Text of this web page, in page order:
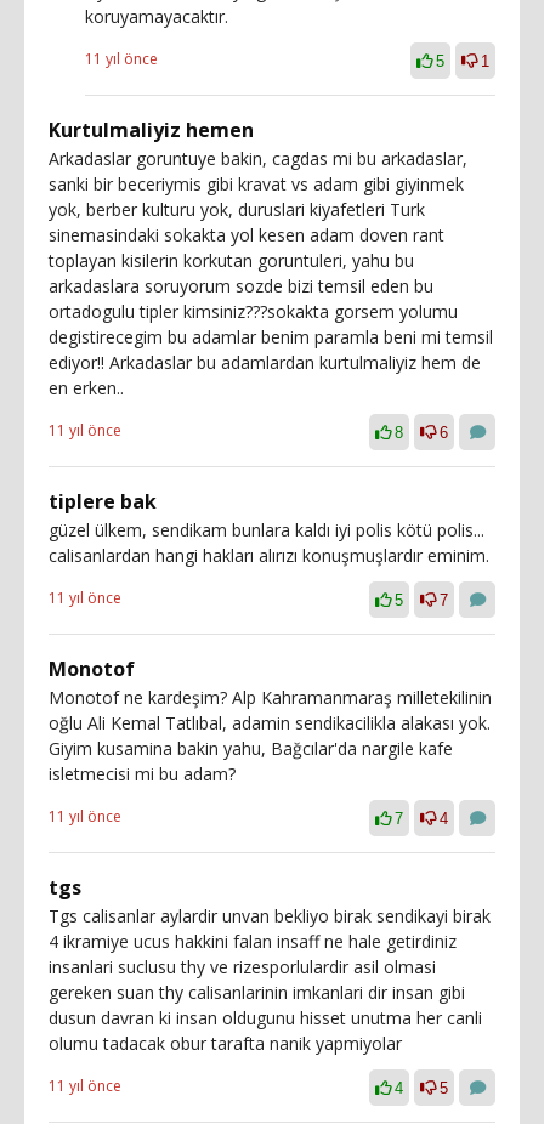
koruyamayacaktır.
11 yıl önce 5 1
Kurtulmaliyiz hemen
Arkadaslar goruntuye bakin, cagdas mi bu arkadaslar,
sanki bir beceriymis gibi kravat vs adam gibi giyinmek
yok, berber kulturu yok, duruslari kiyafetleri Turk
sinemasindaki sokakta yol kesen adam doven rant
toplayan kisilerin korkutan goruntuleri, yahu bu
arkadaslara soruyorum sozde bizi temsil eden bu
ortadogulu tipler kimsiniz???sokakta gorsem yolumu
degistirecegim bu adamlar benim paramla beni mi temsil
ediyor!! Arkadaslar bu adamlardan kurtulmaliyiz hem de
en erken..
11 yıl önce 8 6
tiplere bak
güzel ülkem, sendikam bunlara kaldı iyi polis kötü polis...
calisanlardan hangi hakları alırızı konuşmuşlardır eminim.
11 yıl önce 5 7
Monotof
Monotof ne kardeşim? Alp Kahramanmaraş milletekilinin
oğlu Ali Kemal Tatlıbal, adamin sendikacilikla alakası yok.
Giyim kusamina bakin yahu, Bağcılar'da nargile kafe
isletmecisi mi bu adam?
11 yıl önce 7 4
tgs
Tgs calisanlar aylardir unvan bekliyo birak sendikayi birak
4 ikramiye ucus hakkini falan insaff ne hale getirdiniz
insanlari suclusu thy ve rizesporlulardir asil olmasi
gereken suan thy calisanlarinin imkanlari dir insan gibi
dusun davran ki insan oldugunu hisset unutma her canli
olumu tadacak obur tarafta nanik yapmiyolar
11 yıl önce 4 5